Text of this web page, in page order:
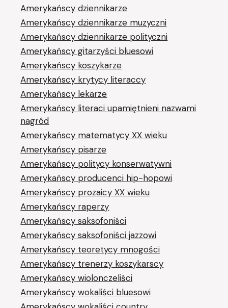
Amerykańscy dziennikarze
Amerykańscy dziennikarze muzyczni
Amerykańscy dziennikarze polityczni
Amerykańscy gitarzyści bluesowi
Amerykańscy koszykarze
Amerykańscy krytycy literaccy
Amerykańscy lekarze
Amerykańscy literaci upamiętnieni nazwami
nagród
Amerykańscy matematycy XX wieku
Amerykańscy pisarze
Amerykańscy politycy konserwatywni
Amerykańscy producenci hip-hopowi
Amerykańscy prozaicy XX wieku
Amerykańscy raperzy
Amerykańscy saksofoniści
Amerykańscy saksofoniści jazzowi
Amerykańscy teoretycy mnogości
Amerykańscy trenerzy koszykarscy
Amerykańscy wiolonczeliści
Amerykańscy wokaliści bluesowi